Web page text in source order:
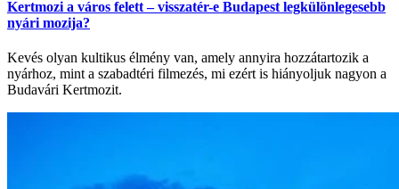
Kertmozi a város felett – visszatér-e Budapest legkülönlegesebb
nyári mozija?
Kevés olyan kultikus élmény van, amely annyira hozzátartozik a
nyárhoz, mint a szabadtéri filmezés, mi ezért is hiányoljuk nagyon a
Budavári Kertmozit.